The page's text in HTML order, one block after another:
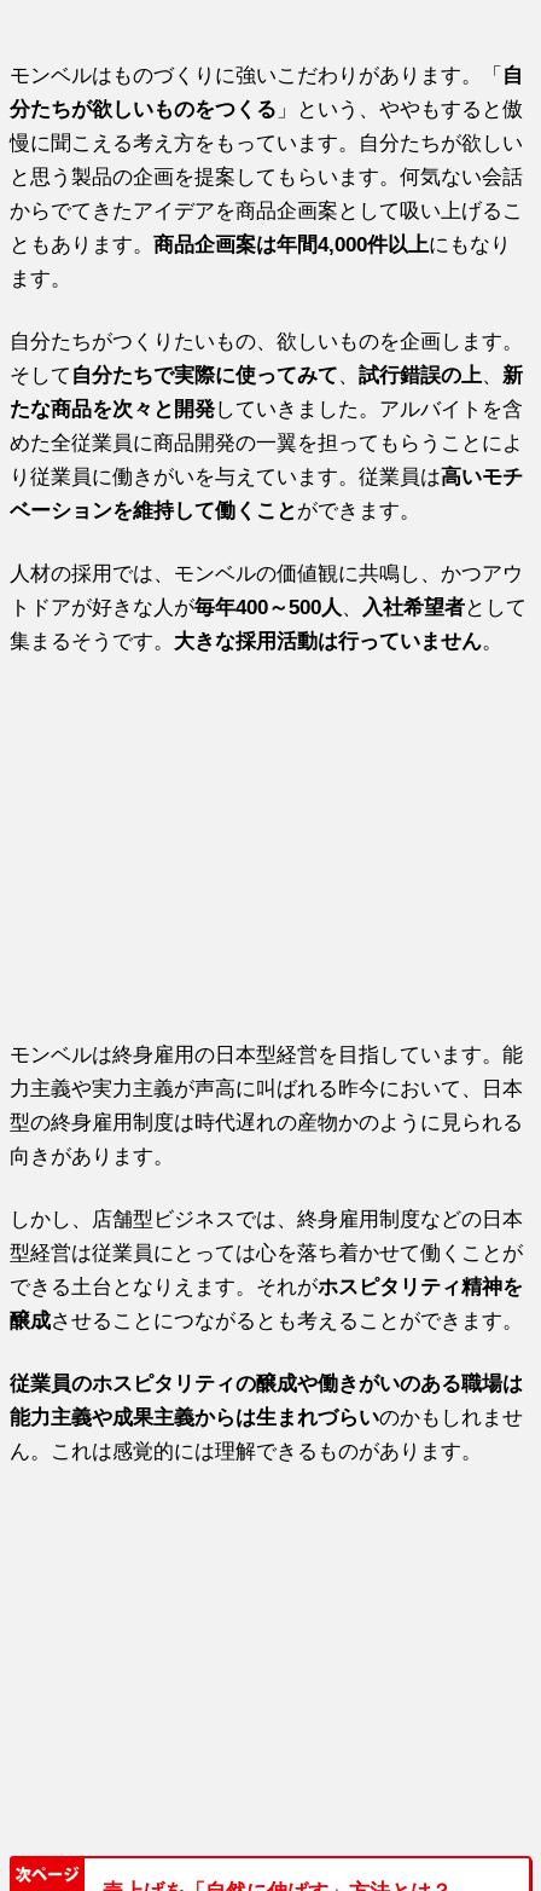
モンベルはものづくりに強いこだわりがあります。「 自
分たちが欲しいものをつくる 」という、ややもすると傲
慢に聞こえる考え方をもっています。自分たちが欲しい
と思う製品の企画を提案してもらいます。何気ない会話
からでてきたアイデアを商品企画案として吸い上げるこ
ともあります。商品企画案は年間4,000件以上にもなり
ます。
自分たちがつくりたいもの、欲しいものを企画します。
そして 自分たちで実際に使ってみて、試行錯誤の上、 新
たな商品を次々と開発していきました。アルバイトを含
めた全従業員に商品開発の一翼を担ってもらうことによ
り従業員に働きがいを与えています。従業員は高いモチ
ベーションを維持して働くことができます。
人材の採用では、モンベルの価値観に共鳴し、かつアウ
トドアが好きな人が毎年400～500人 、 入社希望者として
集まるそうです。 大きな採用活動は行っていません。
モンベルは終身雇用の日本型経営を目指しています。能
力主義や実力主義が声高に叫ばれる昨今において、日本
型の終身雇用制度は時代遅れの産物かのように見られる
向きがあります。
しかし、店舗型ビジネスでは、終身雇用制度などの日本
型経営は従業員にとっては心を落ち着かせて働くことが
できる土台となりえます。それがホスピタリティ精神を
醸成させることにつながるとも考えることができます。
従業員のホスピタリティの醸成や働きがいのある職場は
能力主義や成果主義からは生まれづらいのかもしれませ
ん。これは感覚的には理解できるものがあります。